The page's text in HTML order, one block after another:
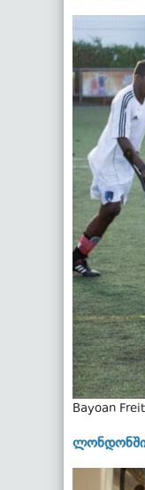
Bayoan
ლონდონში